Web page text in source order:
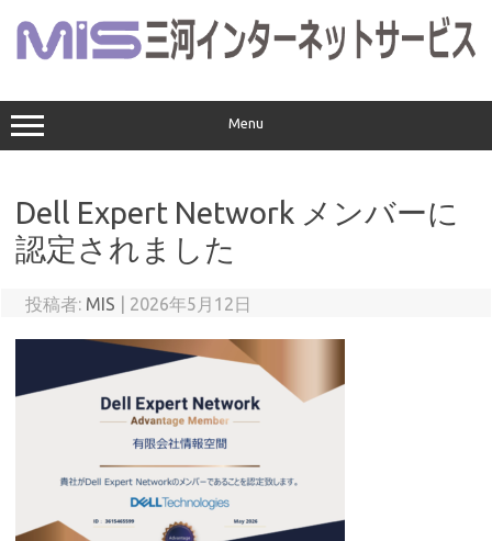
ス
キ
ッ
Menu
Dell Expert Network メンバーに
認定されました
投稿者: MIS 2026年5月12日